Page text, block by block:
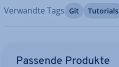
Verwandte Tags Git Tutorials
Passende Produkte